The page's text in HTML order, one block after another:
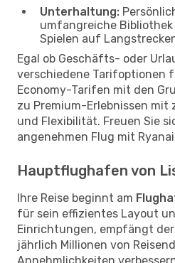
Unterhaltung:
umfangreiche Bibliothek
Spielen auf
Egal ob Geschäfts- oder
verschiedene Tarifoptionen
Economy-Tarifen mit den
zu Premium-Erlebnissen mit
und Flexibilität. Freuen Sie
angenehmen Flug mit
Hauptflughafen von
Ihre Reise beginnt am
für sein effizientes Layout
Einrichtungen, empfängt
jährlich Millionen von